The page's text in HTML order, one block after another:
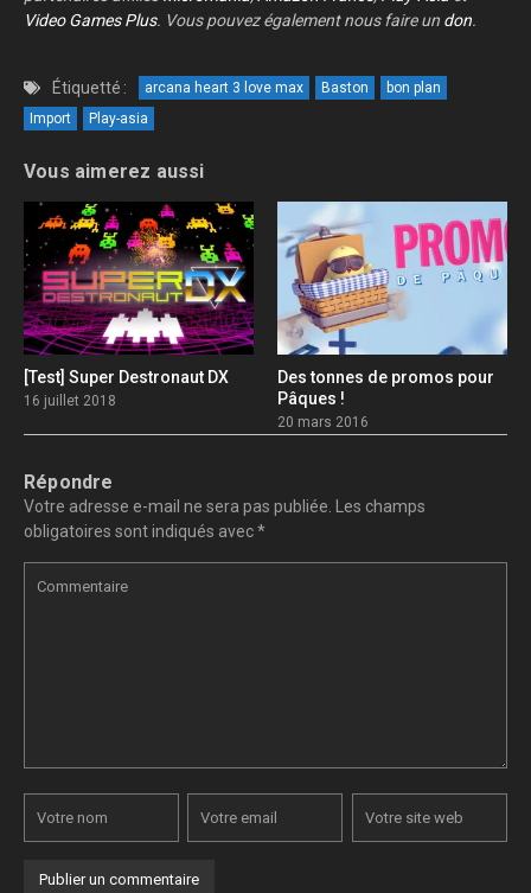
Video Games Plus. Vous pouvez également nous faire un don.
Étiquetté : arcana heart 3 love max Baston
bon plan
Import
Play-asia
Vous aimerez aussi
[Test] Super Destronaut DX
16 juillet 2018
Des tonnes de promos pour
Pâques !
20 mars 2016
Répondre
Votre adresse e-mail ne sera pas publiée. Les champs
obligatoires sont indiqués avec*